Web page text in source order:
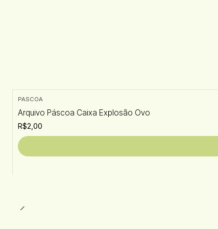
PASCOA
Arquivo Páscoa Caixa Explosão Ovo
R$2,00